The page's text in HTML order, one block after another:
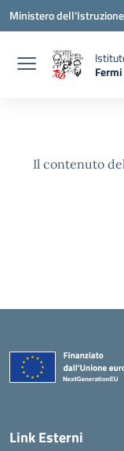
Vai ai contenuti
Vai al menu di
Vai al footer
Ministero
—
Il contenuto
Link Esterni